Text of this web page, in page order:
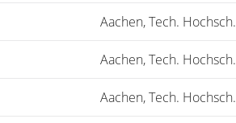
Aachen, Tech. Hochsch.
Aachen, Tech. Hochsch.
Aachen, Tech. Hochsch.